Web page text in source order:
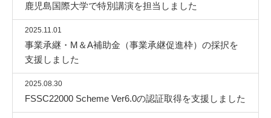
鹿児島国際大学で特別講演を担当しました
2025.11.01
事業承継・M＆A補助金（事業承継促進枠）の採択を
支援しました
2025.08.30
FSSC22000 Scheme Ver6.0の認証取得を支援しました